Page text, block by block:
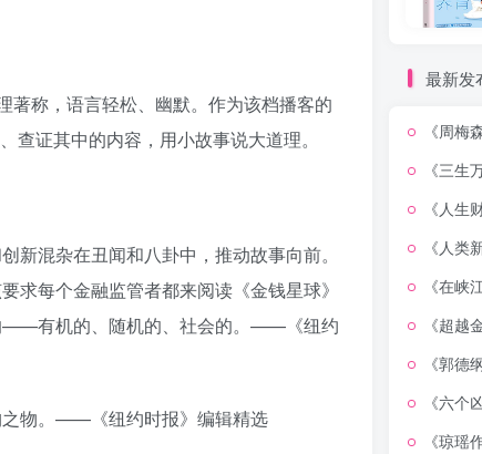
著称，语言轻松、幽默。作为该档播客的
查证其中的内容，用小故事说大道理。
混杂在丑闻和八卦中，推动故事向前。
每个金融监管者都来阅读《金钱星球》
——有机的、随机的、社会的。——《纽约
物。——《纽约时报》编辑精选
最新发
《周梅
《三生
《人生财
《人类新史
《在峡
《超越
《郭德
《六个
《琼瑶